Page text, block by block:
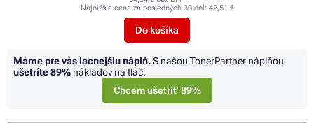
Najnižšia cena za posledných 30 dní: 42,51 €
Do košíka
Máme pre vás lacnejšiu náplň.S našou TonerPartner náplňou
ušetríte89% nákladov na tlač.
Chcem ušetriť 89%